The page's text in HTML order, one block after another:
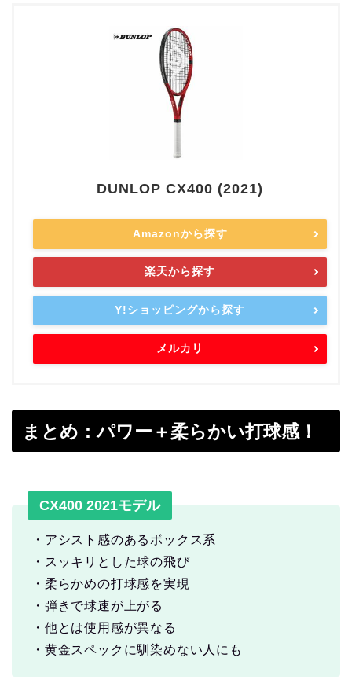
DUNLOP CX400 (2021)
Amazonから探す
楽天から探す
Y!ショッピングから探す
メルカリ
まとめ：パワー＋柔らかい打球感！
CX400 2021モデル
・アシスト感のあるボックス系
・スッキリとした球の飛び
・柔らかめの打球感を実現
・弾きで球速が上がる
・他とは使用感が異なる
・黄金スペックに馴染めない人にも